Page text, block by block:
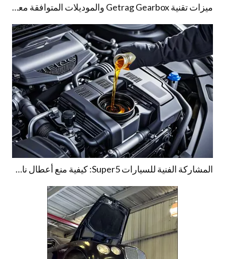
ميزات تقنية Getrag Gearbox والموديلات المتوافقة معها في الإمارات العربية المتحدة
المشاركة الفنية للسيارات Super5: كيفية منع أعطال ناقل الحركة للسيارات